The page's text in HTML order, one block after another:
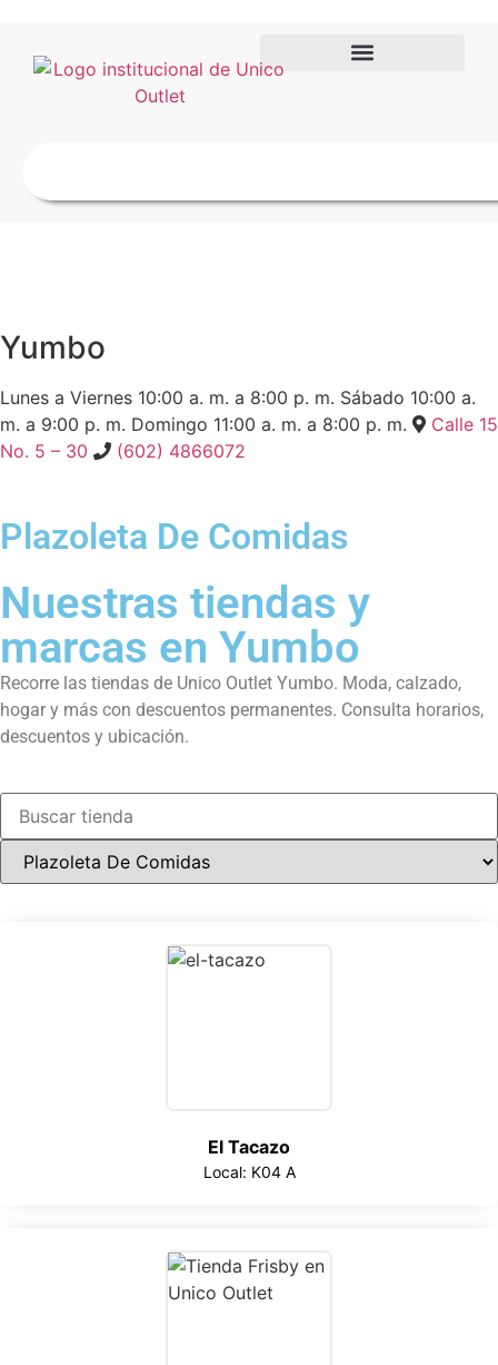
Yumbo
Lunes a Viernes 10:00 a. m. a 8:00 p. m. Sábado 10:00 a.
m. a 9:00 p. m. Domingo 11:00 a. m. a 8:00 p. m.
Calle 15
No. 5 – 30
(602) 4866072
Plazoleta De Comidas
Nuestras tiendas y
marcas en Yumbo
Recorre las tiendas de Unico Outlet Yumbo. Moda, calzado,
hogar y más con descuentos permanentes. Consulta horarios,
descuentos y ubicación.
El Tacazo
Local: K04 A